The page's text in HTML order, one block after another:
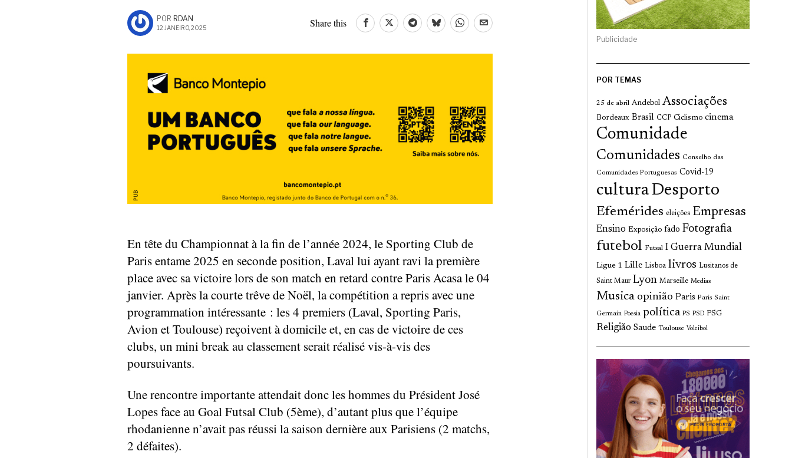
POR RDAN
12 JANEIRO, 2025 Share this
En tête du Championnat à la fin de l’année 2024, le Sporting Club de
Paris entame 2025 en seconde position, Laval lui ayant ravi la première
place avec sa victoire lors de son match en retard contre Paris Acasa le 04
janvier. Après la courte trêve de Noël, la compétition a repris avec une
programmation intéressante : les 4 premiers (Laval, Sporting Paris,
Avion et Toulouse) reçoivent à domicile et, en cas de victoire de ces
clubs, un mini break au classement serait réalisé vis-à-vis des
poursuivants.
Une rencontre importante attendait donc les hommes du Président José
Lopes face au Goal Futsal Club (5ème), d’autant plus que l’équipe
rhodanienne n’avait pas réussi la saison dernière aux Parisiens (2 matchs,
2 défaites).
Publicidade
POR TEMAS
25 de abril Andebol Associações
Bordeaux Brasil CCP Ciclismo cinema
Comunidade
Comunidades Conselho das
Comunidades Portuguesas Covid-19
culturaDesporto
Efemérides eleições Empresas
Ensino Exposição fado Fotografia
futebol Futsal I Guerra Mundial
Ligue 1 Lille Lisboa livros Lusitanos de
Saint Maur Lyon Marseille Medias
Musica opinião Paris Paris Saint
Germain Poesia política PS PSD PSG
Religião Saude Toulouse Voleibol